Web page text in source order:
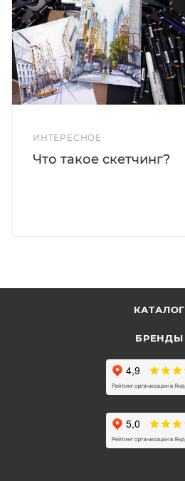
ИНТЕРЕСНОЕ
Что такое скетчинг?
КАТАЛОГ
БРЕНДЫ